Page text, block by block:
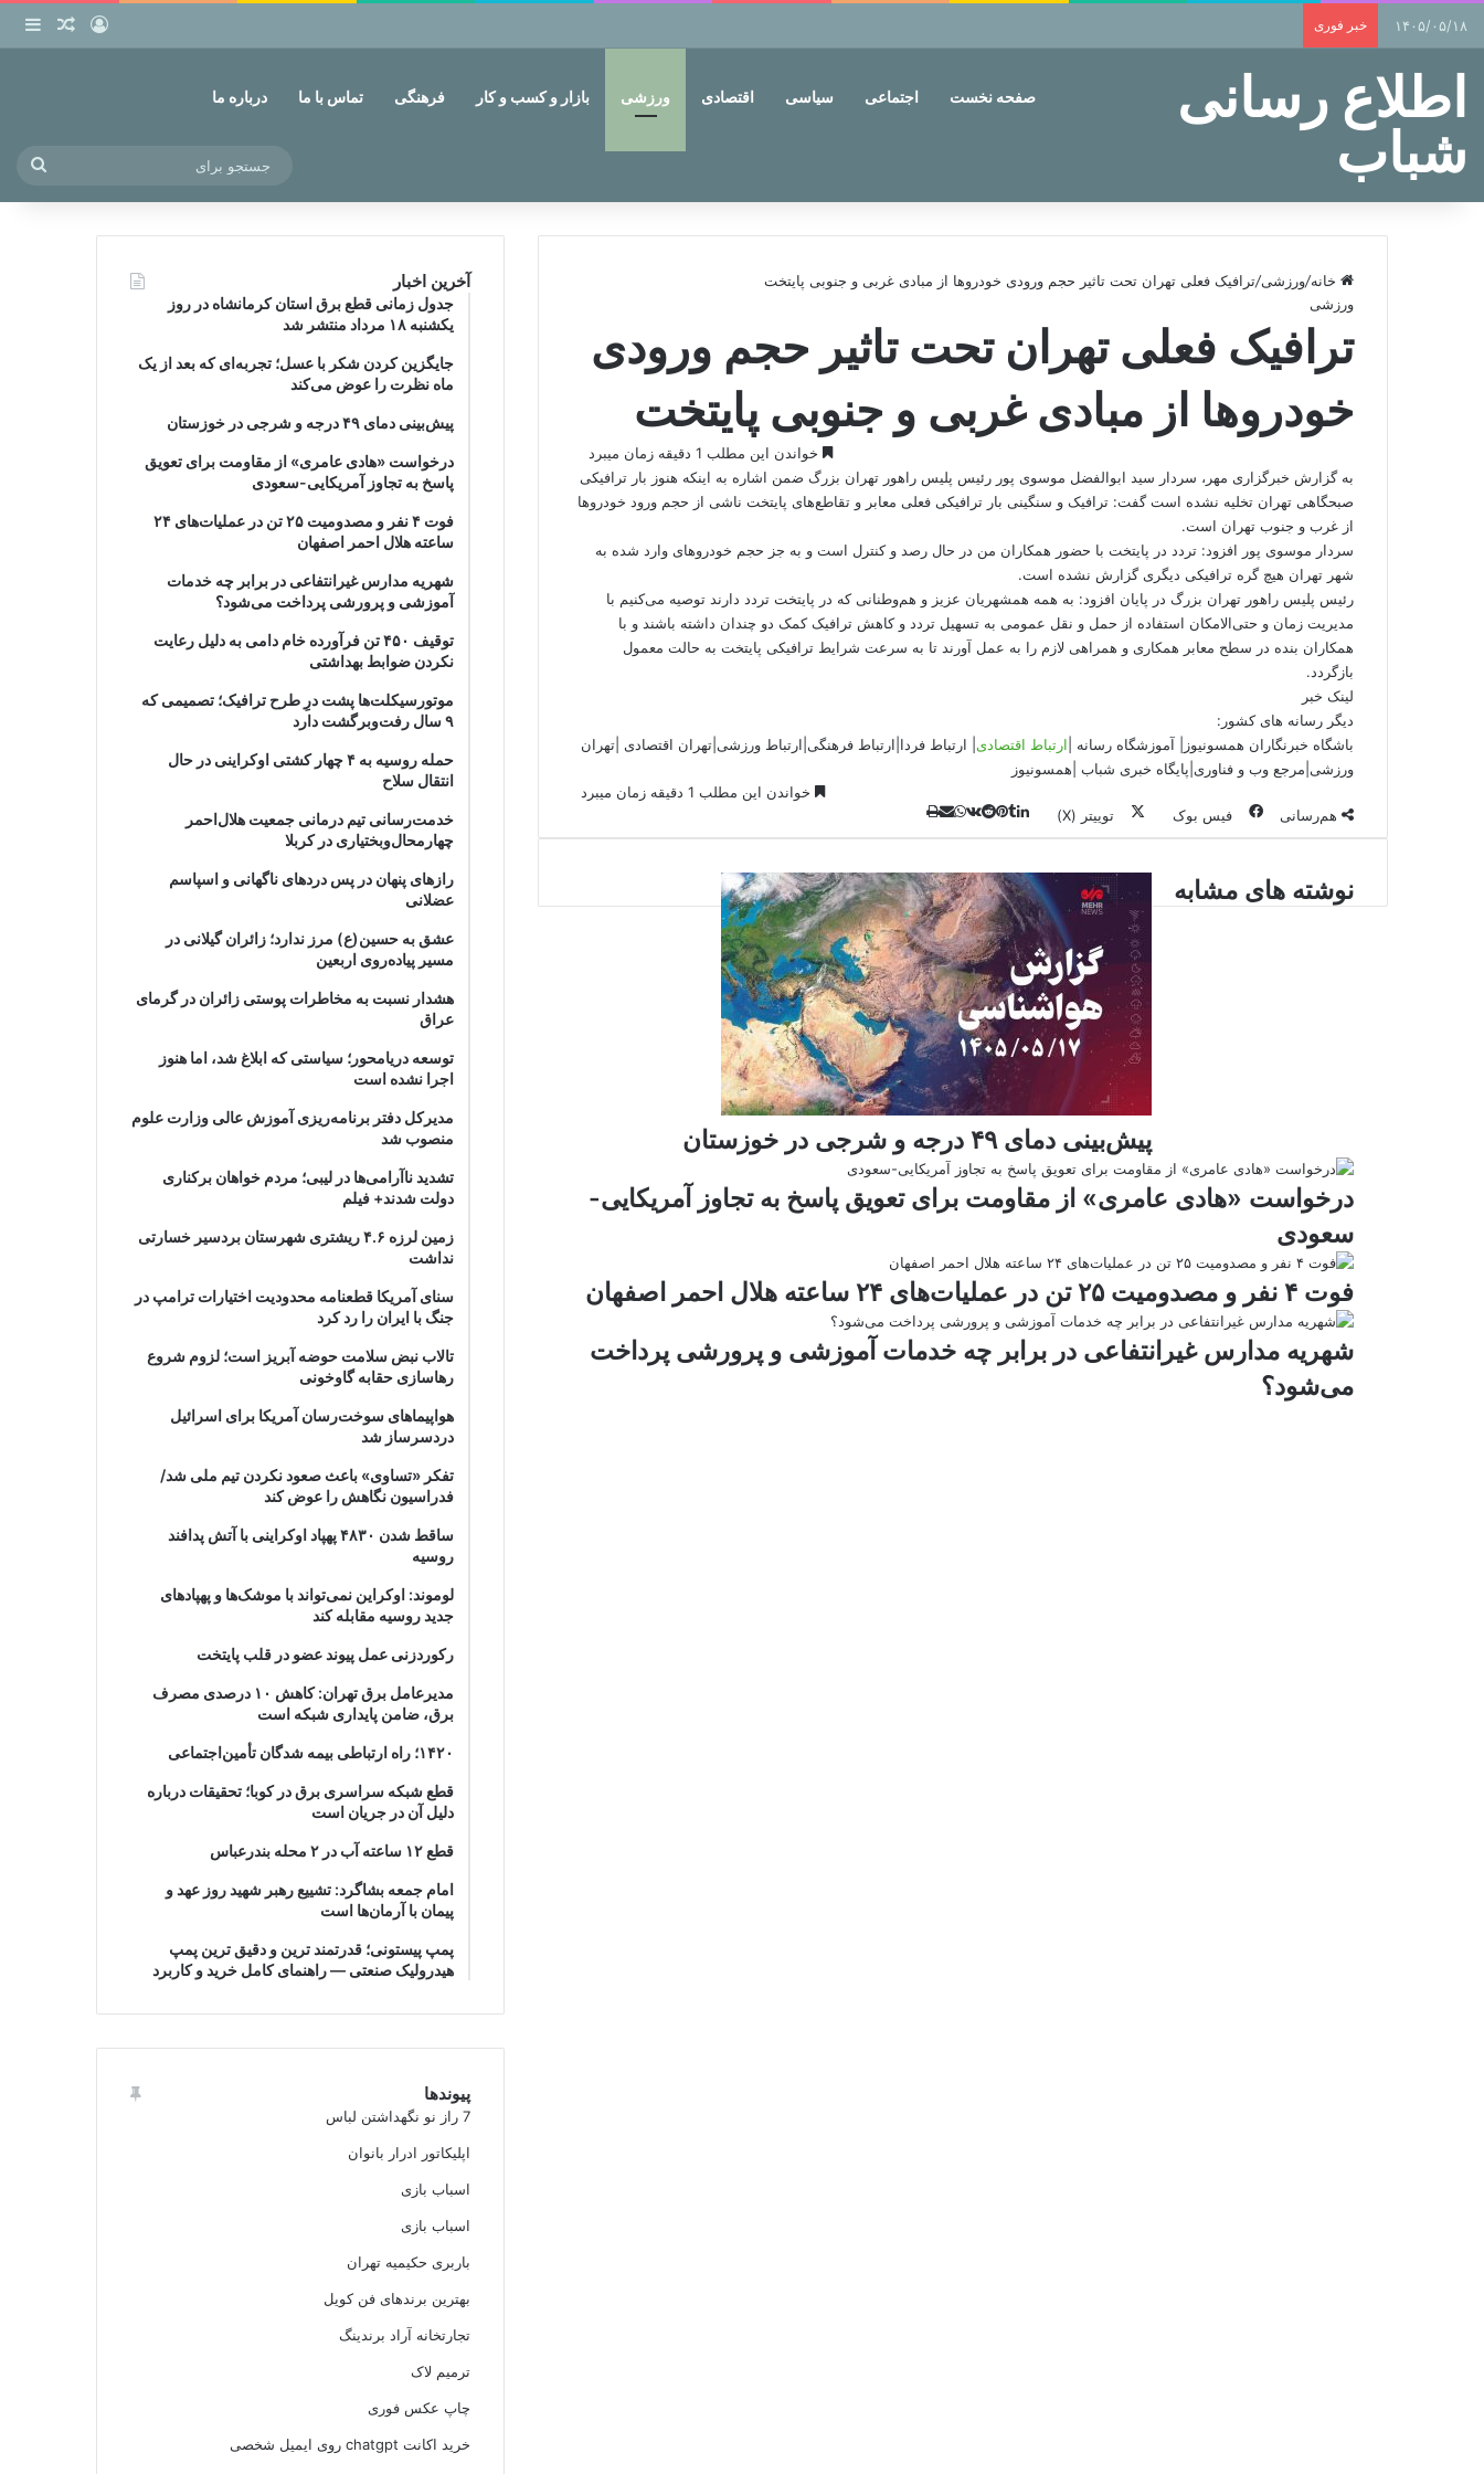
۱۴۰۵/۰۵/۱۸ خبر فوری ورود نوشته
اطلاع رسانی
شباب
صفحه نخست اجتماعی سیاسی اقتصادی ورزشی بازار و کسب و کار فرهنگی تماس با ما درباره ما
برای
خانه/ورزشی/ترافیک فعلی تهران تحت تاثیر حجم ورودی خودروها از مبادی غربی و جنوبی پایتخت
ورزشی
ترافیک فعلی تهران تحت تاثیر حجم ورودی
خودروها از مبادی غربی و جنوبی پایتخت
خواندن این مطلب 1 دقیقه زمان میبرد
به گزارش خبرگزاری مهر ، سردار سید ابوالفضل موسوی پور رئیس پلیس راهور تهران بزرگ ضمن اشاره به اینکه هنوز بار ترافیکی
صبحگاهی تهران تخلیه نشده است گفت: ترافیک و سنگینی بار ترافیکی فعلی معابر و تقاطع‌های پایتخت ناشی از حجم ورود خودروها
از غرب و جنوب تهران است.
سردار موسوی پور افزود: تردد در پایتخت با حضور همکاران من در حال رصد و کنترل است و به جز حجم خودروهای وارد شده به
شهر تهران هیچ گره ترافیکی دیگری گزارش نشده است.
رئیس پلیس راهور تهران بزرگ در پایان افزود: به همه همشهریان عزیز و هم‌وطنانی که در پایتخت تردد دارند توصیه می‌کنیم با
مدیریت زمان و حتی‌الامکان استفاده از حمل و نقل عمومی به تسهیل تردد و کاهش ترافیک کمک دو چندان داشته باشند و با
همکاران بنده در سطح معابر همکاری و همراهی لازم را به عمل آورند تا به سرعت شرایط ترافیکی پایتخت به حالت معمول
بازگردد.
لینک خبر
دیگر رسانه های کشور:
باشگاه خبرنگاران همسونیوز
آموزشگاه رسانه ارتباط اقتصادی ارتباط فردا ارتباط فرهنگی ارتباط ورزشی تهران اقتصادی تهران
ورزشی مرجع وب و فناوری پایگاه خبری شباب همسونیوز
خواندن این مطلب 1 دقیقه زمان میبرد
هم‌رسانی
فیس بوک توییتر (X)
ی
ک
د
ی
ن
ت
م
ب
ل
ر
پ
ن‌
ت
ر
س
ت
ر
د
ی
ت
V
o
n
t
a
k
t
e
ا
س
آ
پ
ا
ا
ن
ا
م
ه
ا
نوشته های مشابه
پیش‌بینی دمای ۴۹ درجه و شرجی در خوزستان
درخواست «هادی عامری» از مقاومت برای تعویق پاسخ به تجاوز آمریکایی-
سعودی
فوت ۴ نفر و مصدومیت ۲۵ تن در عملیات‌های ۲۴ ساعته هلال احمر اصفهان
شهریه مدارس غیرانتفاعی در برابر چه خدمات آموزشی و پرورشی پرداخت
می‌شود؟
آخرین اخبار
جدول زمانی قطع برق استان کرمانشاه در روز
یکشنبه ۱۸ مرداد منتشر شد
جایگزین کردن شکر با عسل؛ تجربه‌ای که بعد از یک
ماه نظرت را عوض می‌کند
پیش‌بینی دمای ۴۹ درجه و شرجی در خوزستان
درخواست «هادی عامری» از مقاومت برای تعویق
پاسخ به تجاوز آمریکایی-سعودی
فوت ۴ نفر و مصدومیت ۲۵ تن در عملیات‌های ۲۴
ساعته هلال احمر اصفهان
شهریه مدارس غیرانتفاعی در برابر چه خدمات
آموزشی و پرورشی پرداخت می‌شود؟
توقیف ۴۵۰ تن فرآورده خام دامی به دلیل رعایت
نکردن ضوابط بهداشتی
موتورسیکلت‌ها پشت درِ طرح ترافیک؛ تصمیمی که
۹ سال رفت‌وبرگشت دارد
حمله روسیه به ۴ چهار کشتی اوکراینی در حال
انتقال سلاح
خدمت‌رسانی تیم درمانی جمعیت هلال‌احمر
چهارمحال‌وبختیاری در کربلا
رازهای پنهان در پس دردهای ناگهانی و اسپاسم
عضلانی
عشق به حسین(ع) مرز ندارد؛ زائران گیلانی در
مسیر پیاده‌روی اربعین
هشدار نسبت به مخاطرات پوستی زائران در گرمای
عراق
توسعه دریامحور؛ سیاستی که ابلاغ شد، اما هنوز
اجرا نشده است
مدیرکل دفتر برنامه‌ریزی آموزش عالی وزارت علوم
منصوب شد
تشدید ناآرامی‌ها در لیبی؛ مردم خواهان برکناری
دولت شدند+ فیلم
زمین لرزه ۴.۶ ریشتری شهرستان بردسیر خسارتی
نداشت
سنای آمریکا قطعنامه محدودیت اختیارات ترامپ در
جنگ با ایران را رد کرد
تالاب نبض سلامت حوضه آبریز است؛ لزوم شروع
رهاسازی حقابه گاوخونی
هواپیماهای سوخت‌رسان آمریکا برای اسرائیل
دردسرساز شد
تفکر «تساوی» باعث صعود نکردن تیم ملی شد/
فدراسیون نگاهش را عوض کند
ساقط شدن ۴۸۳۰ پهپاد اوکراینی با آتش پدافند
روسیه
لوموند: اوکراین نمی‌تواند با موشک‌ها و پهپادهای
جدید روسیه مقابله کند
رکوردزنی عمل پیوند عضو در قلب پایتخت
مدیرعامل برق تهران: کاهش ۱۰ درصدی مصرف
برق، ضامن پایداری شبکه است
۱۴۲۰؛ راه ارتباطی بیمه شدگان تأمین‌اجتماعی
قطع شبکه سراسری برق در کوبا؛ تحقیقات درباره
دلیل آن در جریان است
قطع ۱۲ ساعته آب در ۲ محله بندرعباس
امام جمعه بشاگرد: تشییع رهبر شهید روز عهد و
پیمان با آرمان‌ها است
پمپ پیستونی؛ قدرتمند ترین و دقیق‌ ترین پمپ
هیدرولیک صنعتی — راهنمای کامل خرید و کاربرد
پیوندها
7 راز نو نگهداشتن لباس
اپلیکاتور ادرار بانوان
اسباب بازی
اسباب بازی
باربری حکیمیه تهران
بهترین برندهای فن کویل
تجارتخانه آراد برندینگ
ترمیم لاک
چاپ عکس فوری
خرید اکانت chatgpt روی ایمیل شخصی